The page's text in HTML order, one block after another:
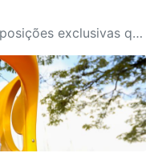
SESI-SP abre temporada de exposições exclusivas que poderão ser vistas nos Centros Culturais do de Sorocaba, Itapetininga, Campinas, São José dos Campos, Ribeirão Preto e São José do Rio Preto